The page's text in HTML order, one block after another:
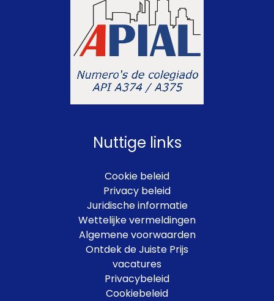
Nuttige links
Cookie beleid
Privacy beleid
Juridische informatie
Wettelijke vermeldingen
Algemene voorwaarden
Ontdek de Juiste Prijs
vacatures
Privacybeleid
Cookiebeleid